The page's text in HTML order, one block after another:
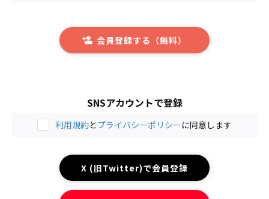
SNSアカウントで登録
利用規約とプライバシーポリシーに同意します
X (旧Twitter)で会員登録
会員登録する（無料）